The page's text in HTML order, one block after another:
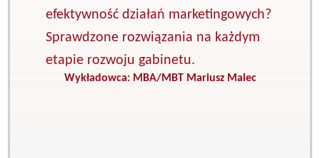
efektywność działań marketingowych?
Sprawdzone rozwiązania na każdym
etapie rozwoju gabinetu.
Wykładowca: MBA/MBT Mariusz Malec